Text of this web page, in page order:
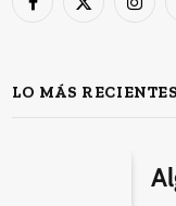
Facebook
X
LO MÁS RECIENTES